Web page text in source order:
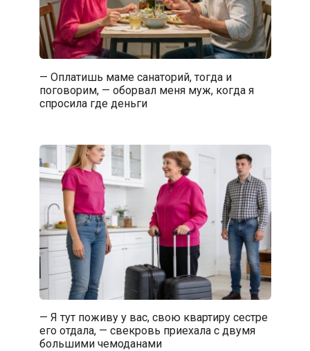
— Оплатишь маме санаторий, тогда и
поговорим, — оборвал меня муж, когда я
спросила где деньги
— Я тут поживу у вас, свою квартиру сестре
его отдала, — свекровь приехала с двумя
большими чемоданами